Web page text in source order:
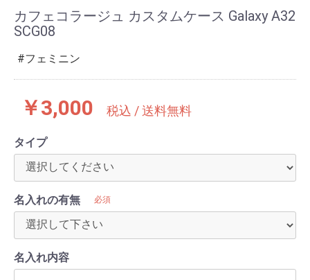
カフェコラージュ カスタムケース Galaxy A32
SCG08
フェミニン
￥3,000 税込 / 送料無料
タイプ
名入れの有無 必須
名入れ内容